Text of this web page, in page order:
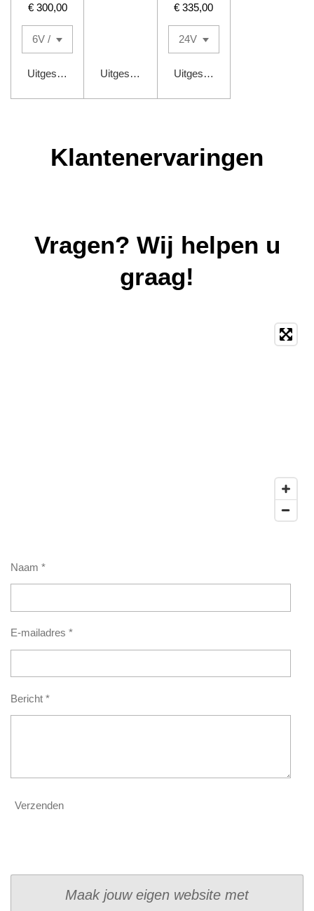
€ 300,00
Uitgeschakeld Uitgeschakeld
€ 335,00
Uitgeschakeld
Klantenervaringen
Vragen? Wij helpen u
graag!
Naam *
E-mailadres *
Bericht *
Verzenden
Maak jouw eigen website met